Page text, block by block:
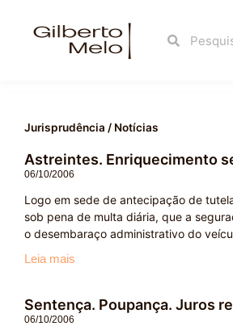
Search
Jurisprudência / Notícias
Astreintes. Enriquecimento
06/10/2006
Logo em sede de antecipação de
sob pena de multa diária, que a
o desembaraço administrativo do
Leia mais
Sentença. Poupança. Juros
06/10/2006
PagePage